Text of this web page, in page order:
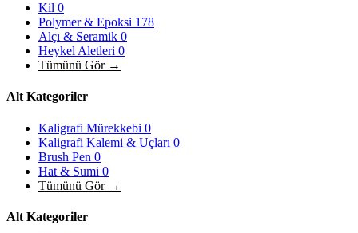
Kil 0
Polymer & Epoksi 178
Alçı & Seramik 0
Heykel Aletleri 0
Tümünü Gör →
Alt Kategoriler
Kaligrafi Mürekkebi 0
Kaligrafi Kalemi & Uçları 0
Brush Pen 0
Hat & Sumi 0
Tümünü Gör →
Alt Kategoriler